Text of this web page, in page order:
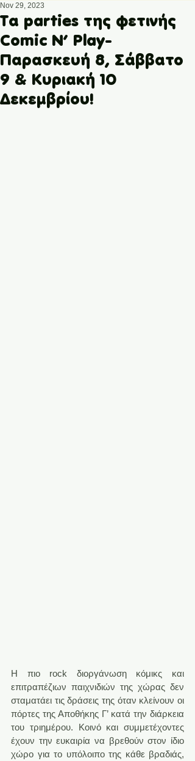
Τα parties της φετινής
Comic N’ Play-
Παρασκευή 8, Σάββατο
9 & Κυριακή 10
Δεκεμβρίου!
Nov 29, 2023
H πιο rock διοργάνωση κόμικς και
επιτραπέζιων παιχνιδιών της χώρας δεν
σταματάει τις δράσεις της όταν κλείνουν οι
πόρτες της Αποθήκης Γ’ κατά την διάρκεια
του τριημέρου. Κοινό και συμμετέχοντες
έχουν την ευκαιρία να βρεθούν στον ίδιο
χώρο για το υπόλοιπο της κάθε βραδιάς,